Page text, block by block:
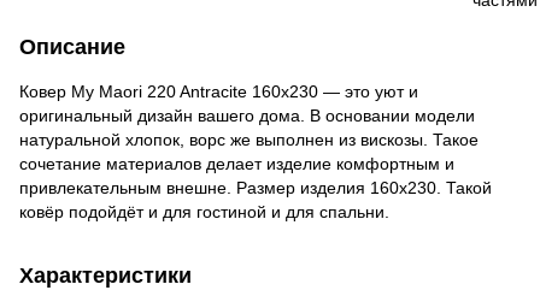
Описание
Ковер My Maori 220 Antracite 160х230 — это уют и
оригинальный дизайн вашего дома. В основании модели
натуральной хлопок, ворс же выполнен из вискозы. Такое
сочетание материалов делает изделие комфортным и
привлекательным внешне. Размер изделия 160х230. Такой
ковёр подойдёт и для гостиной и для спальни.
Характеристики